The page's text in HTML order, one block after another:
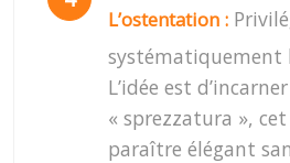
L’ostentation :
systématiquement
L’idée est
« sprezzatura »,
paraître élégant